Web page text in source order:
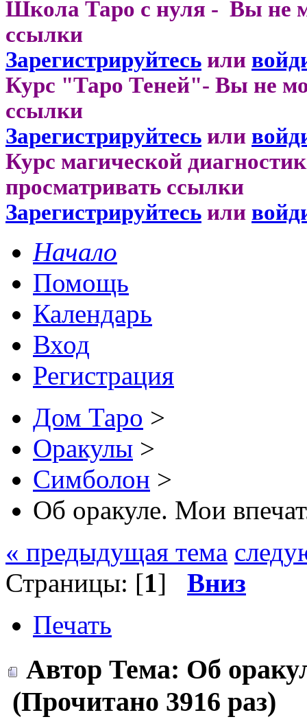
Школа Таро с нуля - Вы не
ссылки
Зарегистрируйтесь или
Курс "Таро Теней"- Вы не
ссылки
Зарегистрируйтесь или
Курс магической
просматривать ссылки
Зарегистрируйтесь или
Начало
Помощь
Календарь
Вход
Регистрация
Дом Таро >
Оракулы >
Симболон >
Об оракуле. Мои
« предыдущая тема
Страницы: [1] Вниз
Печать
Автор Тема: Об
(Прочитано 3916 раз)